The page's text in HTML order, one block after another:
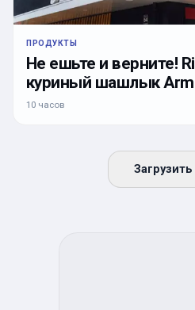
ПРОДУКТЫ
Не ешьте и верните!
куриный шашлык
10 часов